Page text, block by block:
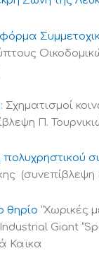
: Σχηματισμοί
Π.
(συνεπίβλεψη
θηρίο “Χωρικές
Giant
Καϊκα